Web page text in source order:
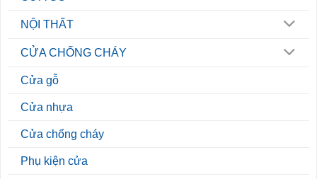
NỘI THẤT
CỬA CHỐNG CHÁY
Cửa gỗ
Cửa nhựa
Cửa chống cháy
Phụ kiện cửa